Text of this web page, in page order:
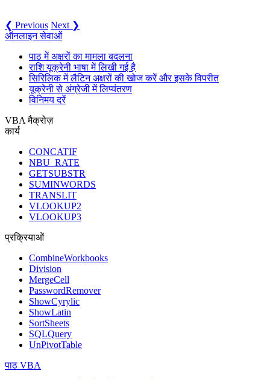
❮ Previous Next ❯
ऑनलाइन सेवाओं
पाठ में अक्षरों का मामला बदलना
राशि यूक्रेनी भाषा में लिखी गई है
सिरिलिक में लैटिन अक्षरों की खोज करें और इसके विपरीत
यूक्रेनी से अंग्रेजी में लिप्यंतरण
विनिमय दरें
VBA मैक्रोज़
कार्य
CONCATIF
NBU_RATE
GETSUBSTR
SUMINWORDS
TRANSLIT
VLOOKUP2
VLOOKUP3
प्रक्रियाओं
CombineWorkbooks
Division
MergeCell
PasswordRemover
ShowCyrylic
ShowLatin
SortSheets
SQLQuery
UnPivotTable
पाठ VBA